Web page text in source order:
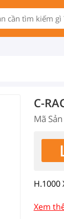
C-
Mã
H.1000
Xem